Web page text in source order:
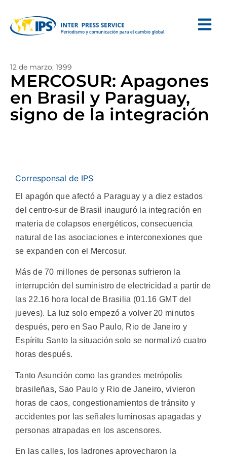
12 de marzo, 1999
MERCOSUR: Apagones
en Brasil y Paraguay,
signo de la integración
Corresponsal de IPS
El apagón que afectó a Paraguay y a diez estados
del centro-sur de Brasil inauguró la integración en
materia de colapsos energéticos, consecuencia
natural de las asociaciones e interconexiones que
se expanden con el Mercosur.
Más de 70 millones de personas sufrieron la
interrupción del suministro de electricidad a partir de
las 22.16 hora local de Brasilia (01.16 GMT del
jueves). La luz solo empezó a volver 20 minutos
después, pero en Sao Paulo, Rio de Janeiro y
Espíritu Santo la situación solo se normalizó cuatro
horas después.
Tanto Asunción como las grandes metrópolis
brasileñas, Sao Paulo y Rio de Janeiro, vivieron
horas de caos, congestionamientos de tránsito y
accidentes por las señales luminosas apagadas y
personas atrapadas en los ascensores.
En las calles, los ladrones aprovecharon la